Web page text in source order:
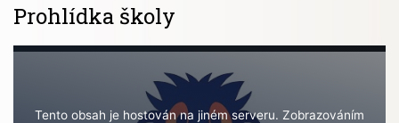
Prohlídka školy
Tento obsah je hostován na jiném serveru. Zobrazováním